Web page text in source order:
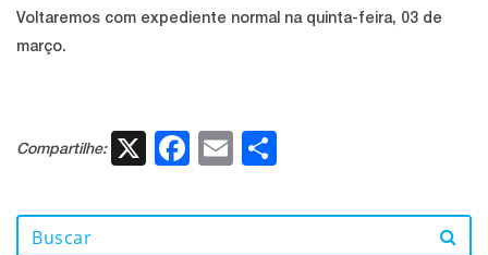
Voltaremos com expediente normal na quinta-feira, 03 de
março.
Compartilhe: X Facebook
Email